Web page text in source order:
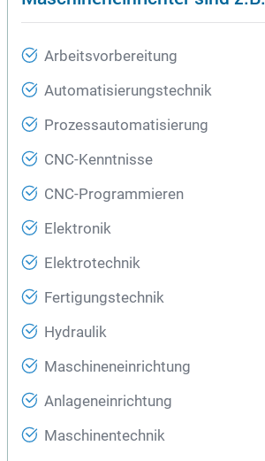
Arbeitsvorbereitung
Automatisierungstechnik
Prozessautomatisierung
CNC-Kenntnisse
CNC-Programmieren
Elektronik
Elektrotechnik
Fertigungstechnik
Hydraulik
Maschineneinrichtung
Anlageneinrichtung
Maschinentechnik